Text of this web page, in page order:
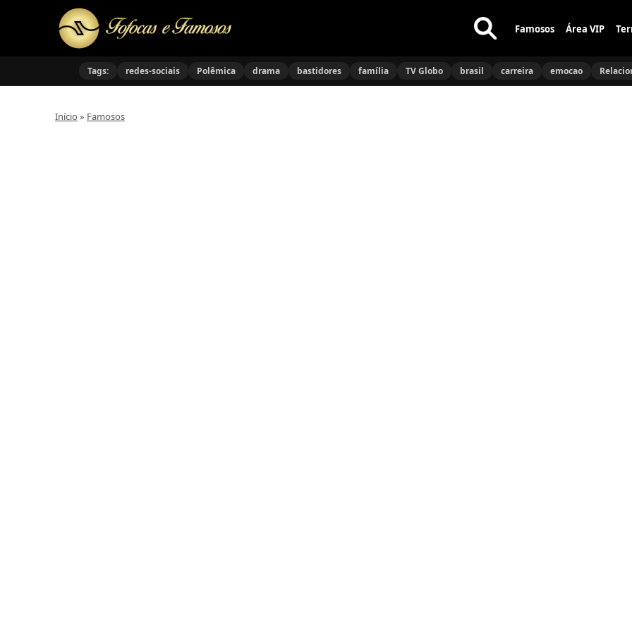
Buscar
no
Famosos Área VIP
Tags: redes-sociais Polêmica drama bastidores família TV Globo brasil carreira emocao
Início » Famosos